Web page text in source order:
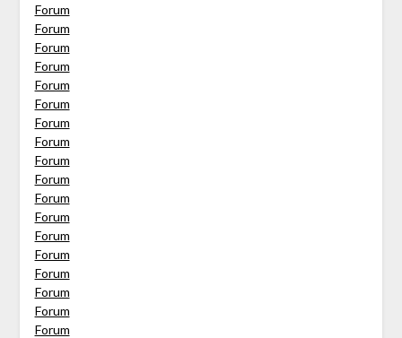
Forum
Forum
Forum
Forum
Forum
Forum
Forum
Forum
Forum
Forum
Forum
Forum
Forum
Forum
Forum
Forum
Forum
Forum